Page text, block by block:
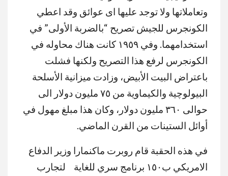
وتعاملاتها ولا توجد عليها اى عوائق وقد اعطي
الكونجرس للجيش تصريح “بالضربة الأولى” في
استخدامهما. وفي ١٩٥٩ كانت هناك محاوله في
الكونجرس لرفع هذا التصريح ولكنها فشلت
باعتراض البيت الأبيض، وزادت ميزانية الأسلحة
البيولوچية والكيماوية من ٧٥ مليون دولار الى
حوالى ٣٦٠ مليون دولار، وكان هذا مبلغ مهول في
أوائل الستينات من القرن الماضي.
في هذه الحقبة قام روبرت ماكنمارا وزير الدفاع
الامريكي ب١٥٠ برنامج سري للغاية لتجارب